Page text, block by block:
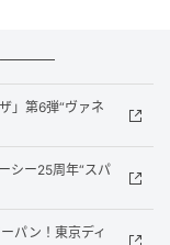
、やなせたか
した参加体験型
開業し、約20
を迎えてきまし
」第6弾“ヴァネ
シー25周年“スパ
パン！東京ディ